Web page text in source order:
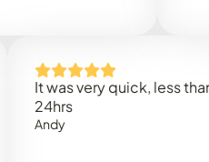
It was very quick, less than